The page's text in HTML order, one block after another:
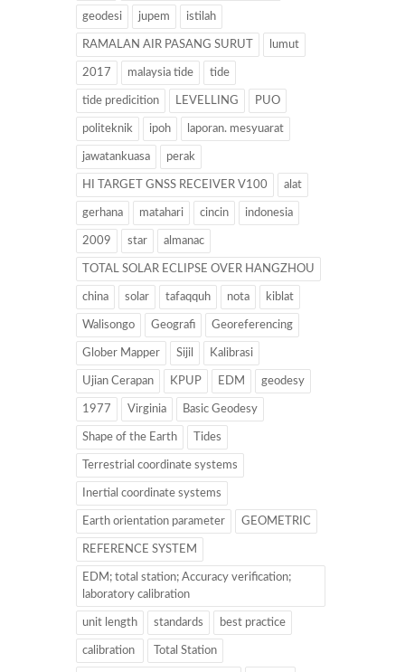
geodesi jupem istilah
RAMALAN AIR PASANG SURUT lumut
2017 malaysia tide tide
tide predicition LEVELLING PUO
politeknik ipoh laporan. mesyuarat
jawatankuasa perak
HI TARGET GNSS RECEIVER V100 alat
gerhana matahari cincin indonesia
2009 star almanac
TOTAL SOLAR ECLIPSE OVER HANGZHOU
china solar tafaqquh nota kiblat
Walisongo Geografi Georeferencing
Glober Mapper Sijil Kalibrasi
Ujian Cerapan KPUP EDM geodesy
1977 Virginia Basic Geodesy
Shape of the Earth Tides
Terrestrial coordinate systems
Inertial coordinate systems
Earth orientation parameter GEOMETRIC
REFERENCE SYSTEM
EDM; total station; Accuracy verification;
laboratory calibration
unit length standards best practice
calibration Total Station